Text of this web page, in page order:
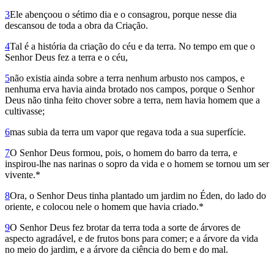
3Ele abençoou o sétimo dia e o consagrou, porque nesse dia
descansou de toda a obra da Criação.
4Tal é a história da criação do céu e da terra. No tempo em que o
Senhor Deus fez a terra e o céu,
5não exis­tia ainda sobre a terra nenhum arbusto nos campos, e
nenhuma erva havia ainda brotado nos campos, porque o Senhor
Deus não tinha feito chover sobre a terra, nem havia homem que a
cultivasse;
6mas subia da terra um vapor que regava toda a sua superfície.
7O Senhor Deus formou, pois, o homem do barro da terra, e
inspirou-lhe nas narinas o sopro da vida e o homem se tornou um ser
vivente.*
8Ora, o Senhor Deus tinha plantado um jardim no Éden, do lado do
oriente, e colocou nele o homem que havia criado.*
9O Senhor Deus fez brotar da terra toda a sorte de árvores de
aspecto agradável, e de frutos bons para comer; e a árvore da vida
no meio do jardim, e a árvore da ciência do bem e do mal.